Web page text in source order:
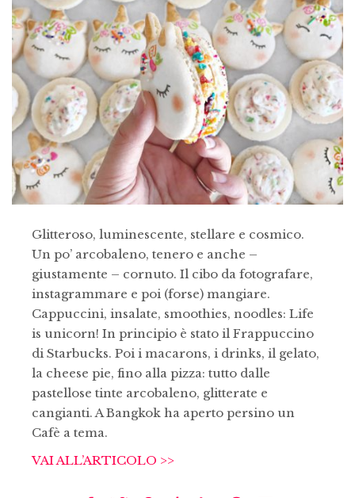
Glitteroso, luminescente, stellare e cosmico.
Un po’ arcobaleno, tenero e anche –
giustamente – cornuto. Il cibo da fotografare,
instagrammare e poi (forse) mangiare.
Cappuccini, insalate, smoothies, noodles: Life
is unicorn! In principio è stato il Frappuccino
di Starbucks. Poi i macarons, i drinks, il gelato,
la cheese pie, fino alla pizza: tutto dalle
pastellose tinte arcobaleno, glitterate e
cangianti. A Bangkok ha aperto persino un
Cafè a tema.
VAI ALL’ARTICOLO >>